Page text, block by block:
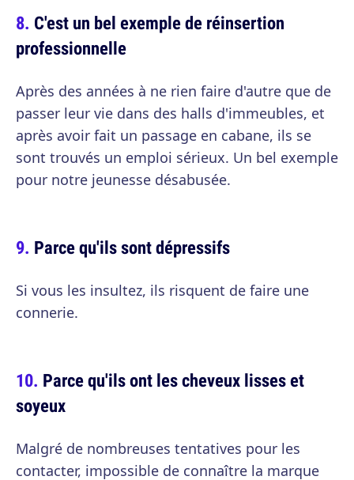
C'est un bel exemple de réinsertion
professionnelle
Après des années à ne rien faire d'autre que de
passer leur vie dans des halls d'immeubles, et
après avoir fait un passage en cabane, ils se
sont trouvés un emploi sérieux. Un bel exemple
pour notre jeunesse désabusée.
Parce qu'ils sont dépressifs
Si vous les insultez, ils risquent de faire une
connerie.
Parce qu'ils ont les cheveux lisses et
soyeux
Malgré de nombreuses tentatives pour les
contacter, impossible de connaître la marque